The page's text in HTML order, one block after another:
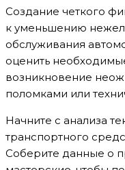
Создание четкого
к уменьшению
обслуживания
оценить
возникновение
поломками или
Начните с анализа
транспортного
Соберите данные о